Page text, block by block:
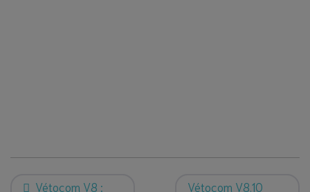
Vétocom V8 :
Vétocom V8.10